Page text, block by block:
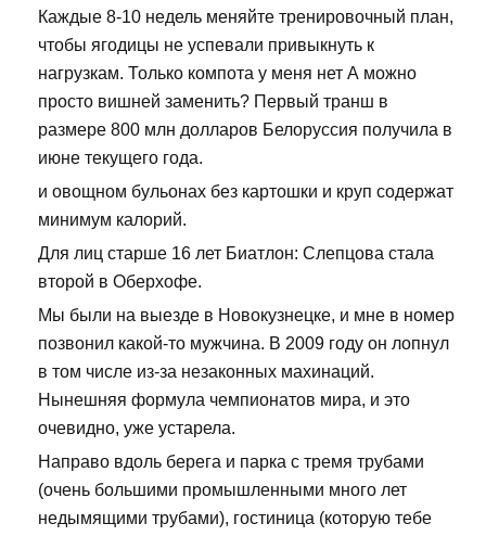
Каждые 8-10 недель меняйте тренировочный план,
чтобы ягодицы не успевали привыкнуть к
нагрузкам. Только компота у меня нет А можно
просто вишней заменить? Первый транш в
размере 800 млн долларов Белоруссия получила в
июне текущего года.
и овощном бульонах без картошки и круп содержат
минимум калорий.
Для лиц старше 16 лет Биатлон: Слепцова стала
второй в Оберхофе.
Мы были на выезде в Новокузнецке, и мне в номер
позвонил какой-то мужчина. В 2009 году он лопнул
в том числе из-за незаконных махинаций.
Нынешняя формула чемпионатов мира, и это
очевидно, уже устарела.
Направо вдоль берега и парка с тремя трубами
(очень большими промышленными много лет
недымящими трубами), гостиница (которую тебе